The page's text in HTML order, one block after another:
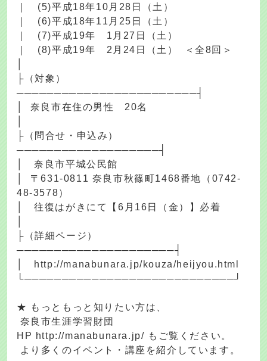
｜ (5)平成18年10月28日（土）
｜ (6)平成18年11月25日（土）
｜ (7)平成19年 1月27日（土）
｜ (8)平成19年 2月24日（土） ＜全8回＞
├（対象）
────────────────────────┤
│ 奈良市在住の男性 20名
├（問合せ・申込み）
───────────────────┤
│ 奈良市平城公民館
│ 〒631-0811 奈良市秋篠町1468番地（0742-
48-3578）
│ 往復はがきにて【6月16日（金）】必着
├（詳細ページ）
─────────────────────┤
│ http://manabunara.jp/kouza/heijyou.html
└────────────────────────────┘
★ もっともっと知りたい方は、
奈良市生涯学習財団
HP http://manabunara.jp/ もご覧ください。
より多くのイベント・講座を紹介しています。